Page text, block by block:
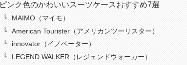
ピンク色のかわいいスーツケースおすすめ7選
MAIMO（マイモ）
American Tourister（アメリカンツーリスター）
innovator（イノベーター）
LEGEND WALKER（レジェンドウォーカー）